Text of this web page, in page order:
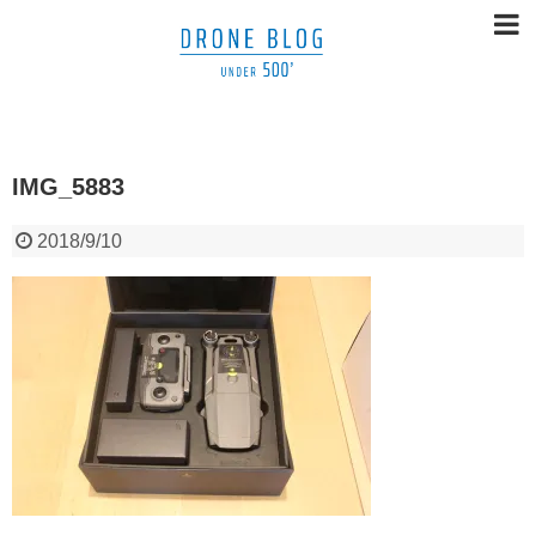
IMG_5883
2018/9/10